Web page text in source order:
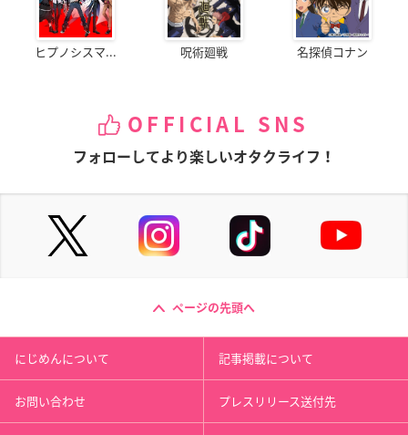
ヒプノシスマ... 呪術廻戦 名探偵コナン
OFFICIAL SNS
フォローしてより楽しいオタクライフ！
ページの先頭へ
にじめんについて 記事掲載について
お問い合わせ プレスリリース送付先